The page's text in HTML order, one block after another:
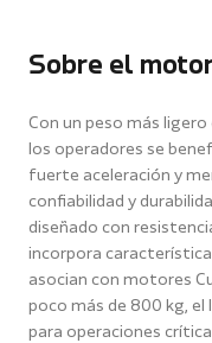
Sobre el
Con un peso más
los operadores se
fuerte aceleración y
confiabilidad y
diseñado con
incorpora
asocian con motores
poco más de 800 kg,
para operaciones